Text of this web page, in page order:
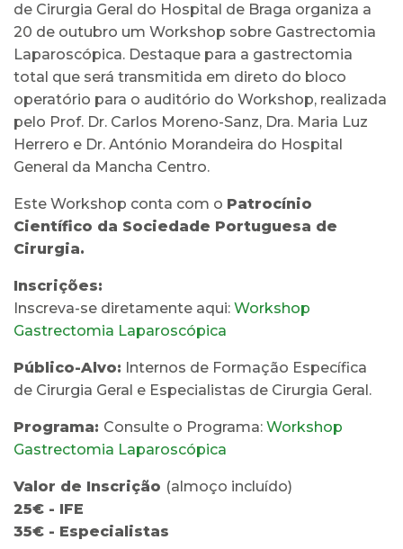
de Cirurgia Geral do Hospital de Braga organiza a
20 de outubro um Workshop sobre Gastrectomia
Laparoscópica. Destaque para a gastrectomia
total que será transmitida em direto do bloco
operatório para o auditório do Workshop, realizada
pelo Prof. Dr. Carlos Moreno-Sanz, Dra. Maria Luz
Herrero e Dr. António Morandeira do Hospital
General da Mancha Centro.
Este Workshop conta com o Patrocínio
Científico da Sociedade Portuguesa de
Cirurgia.
Inscrições:
Inscreva-se diretamente aqui: Workshop
Gastrectomia Laparoscópica
Público-Alvo: Internos de Formação Específica
de Cirurgia Geral e Especialistas de Cirurgia Geral.
Programa: Consulte o Programa: Workshop
Gastrectomia Laparoscópica
Valor de Inscrição (almoço incluído)
25€ - IFE
35€ - Especialistas